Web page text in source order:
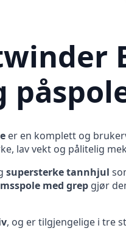
er en komplett og
lav vekt og pålitelig
supersterke tannhjul
med grep gjør
, og er tilgjengelige i tre